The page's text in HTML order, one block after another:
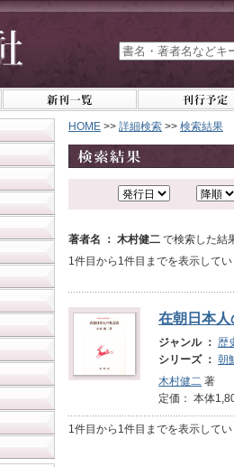
HOME >> 詳細検索 >> 検索結果
著者名 ： 木村健二 で検索した結
1件目から1件目までを表示して
在朝日本人
ジャンル ： 歴
シリーズ ： 朝
木村健二 著
定価： 本体
1件目から1件目までを表示して